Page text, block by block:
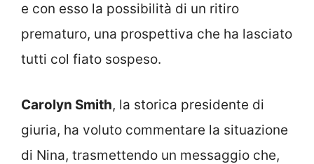
e con esso la possibilità di un ritiro
prematuro, una prospettiva che ha lasciato
tutti col fiato sospeso.
Carolyn Smith, la storica presidente di
giuria, ha voluto commentare la situazione
di Nina, trasmettendo un messaggio che,